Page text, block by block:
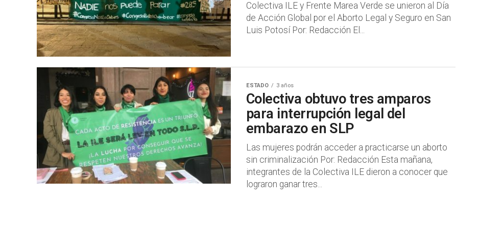
Colectiva ILE y Frente Marea Verde se unieron al Día
de Acción Global por el Aborto Legal y Seguro en San
Luis Potosí Por: Redacción El...
ESTADO 3 años
Colectiva obtuvo tres amparos
para interrupción legal del
embarazo en SLP
Las mujeres podrán acceder a practicarse un aborto
sin criminalización Por: Redacción Esta mañana,
integrantes de la Colectiva ILE dieron a conocer que
lograron ganar tres...